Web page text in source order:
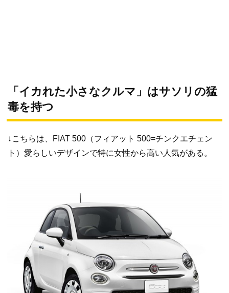
「イカれた小さなクルマ」はサソリの猛
毒を持つ
↓こちらは、FIAT 500（フィアット 500=チンクエチェン
ト）愛らしいデザインで特に女性から高い人気がある。